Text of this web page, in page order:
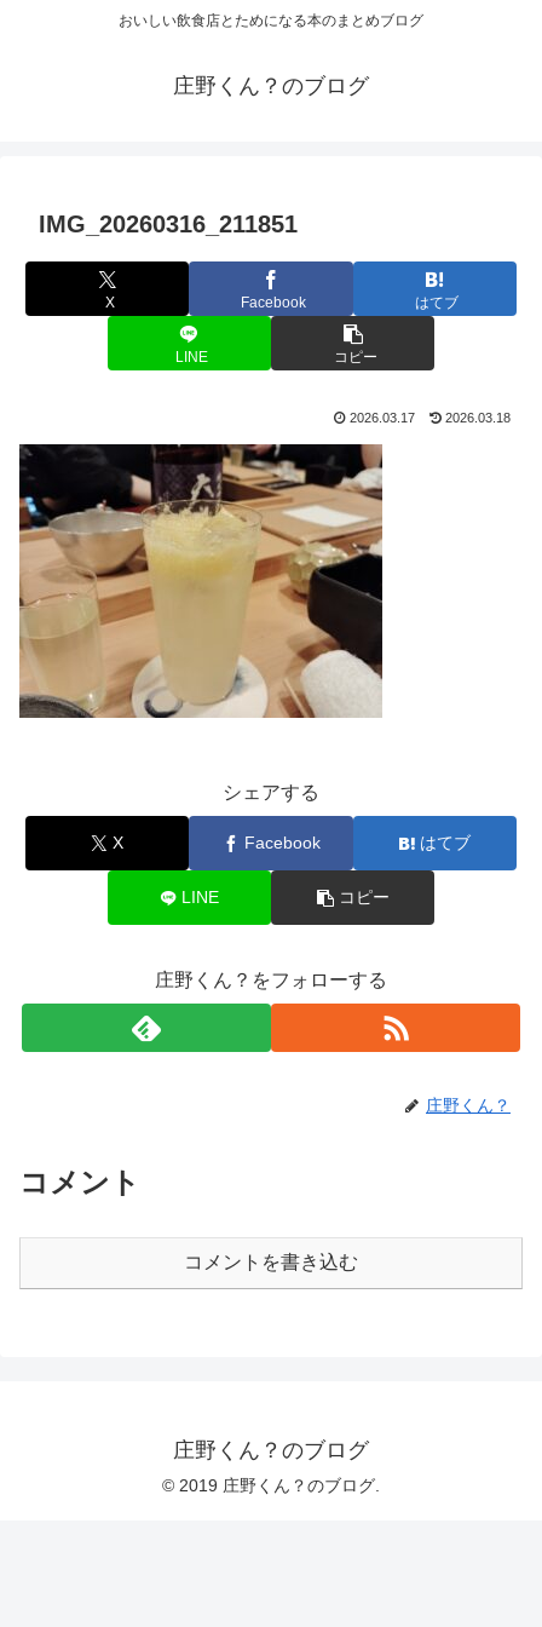
おいしい飲食店とためになる本のまとめブログ
庄野くん？のブログ
IMG_20260316_211851
X Facebook はてブ
LINE コピー
2026.03.17 2026.03.18
シェアする
X Facebook はてブ
LINE コピー
庄野くん？をフォローする
庄野くん？
コメント
コメントを書き込む
庄野くん？のブログ
© 2019 庄野くん？のブログ.